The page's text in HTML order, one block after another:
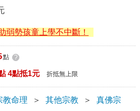
弱勢孩童上學不中斷！
點 ?
4點抵1元 折抵無上限
教命理 ＞ 其他宗教 ＞ 真佛宗